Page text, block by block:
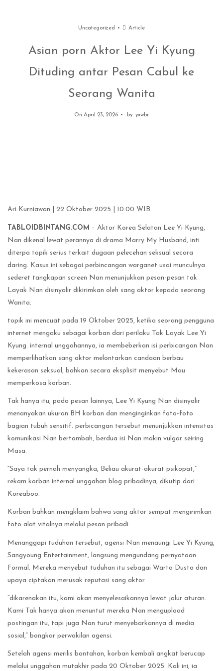
Uncategorized Article
Asian porn Aktor Lee Yi Kyung
Dituding antar Pesan Cabul ke
Seorang Wanita
On April 23, 2026 by yxwbr
Ari Kurniawan | 22 Oktober 2025 | 10:00 WIB
TABLOIDBINTANG.COM – Aktor Korea Selatan Lee Yi Kyung,
Nan dikenal lewat perannya di drama Marry My Husband, inti
diterpa topik serius terkait dugaan pelecehan seksual secara
daring. Kasus ini sebagai perbincangan warganet usai munculnya
sederet tangkapan screen Nan menunjukkan pesan-pesan tak
Layak Nan disinyalir dikirimkan oleh sang aktor kepada seorang
Wanita.
topik ini mencuat pada 19 Oktober 2025, ketika seorang pengguna
internet mengaku sebagai korban dari perilaku Tak Layak Lee Yi
Kyung. internal unggahannya, ia membeberkan isi perbicangan Nan
memperlihatkan sang aktor melontarkan candaan berbau
kekerasan seksual, bahkan secara eksplisit menyebut Mau
memperkosa korban.
Tak hanya itu, pada pesan lainnya, Lee Yi Kyung Nan disinyalir
menanyakan ukuran BH korban dan menginginkan foto-foto
bagian tubuh sensitif. perbicangan tersebut menunjukkan intensitas
komunikasi Nan bertambah, berdua isi Nan makin vulgar seiring
Masa.
“Saya tak pernah menyangka, Beliau akurat-akurat psikopat,”
rekam korban internal unggahan blog pribadinya, dikutip dari
Koreaboo.
Korban bahkan mengklaim bahwa sang aktor sempat mengirimkan
foto alat vitalnya melalui pesan pribadi.
Menanggapi tuduhan tersebut, agensi Nan menaungi Lee Yi Kyung,
Sangyoung Entertainment, langsung mengundang pernyataan
Formal. Mereka menyebut tuduhan itu sebagai Warta Dusta dan
upaya ciptakan merusak reputasi sang aktor.
“dikarenakan itu, kami akan menyelesaikannya lewat jalur aturan.
Kami Tak hanya akan menuntut mereka Nan mengupload
postingan itu, tapi juga Nan turut menyebarkannya di media
sosial,” bongkar perwakilan agensi.
Setelah agensi merilis bantahan, korban kembali angkat berucap
melalui unggahan mutakhir pada 20 Oktober 2025. Kali ini, ia